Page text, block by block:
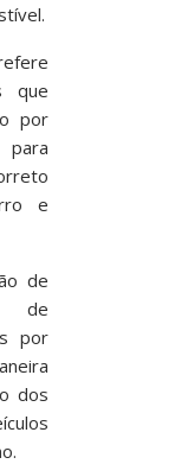
que
por
e
de
de
por
dos